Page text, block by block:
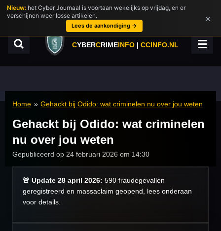
Ga
direct
hoofdinhoud
CYBERCRIMEINFO | CCINFO.NL
Home » Gehackt bij Odido: wat criminelen nu over jou weten
Gehackt bij Odido: wat criminelen
nu over jou weten
Gepubliceerd op 24 februari 2026 om 14:30
🚨 Update 28 april 2026: 590 fraudegevallen
geregistreerd en massaclaim geopend, lees onderaan
voor details.
Nieuw: het Cyber Journaal is voortaan wekelijks op vrijdag, en er
verschijnen weer losse artikelen.
Lees de aankondiging →
×